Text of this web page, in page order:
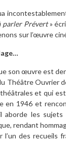
parler Prévert»
sur l’œuvre
son œuvre est
Théâtre Ouvrier
et qui
en 1946 et
aborde les
rendant
l’un des recueils